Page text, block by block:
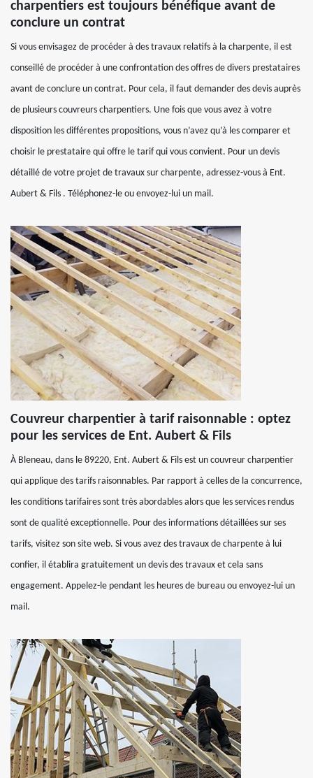
charpentiers est toujours bénéfique avant de
conclure un contrat
Si vous envisagez de procéder à des travaux relatifs à la charpente, il est
conseillé de procéder à une confrontation des offres de divers prestataires
avant de conclure un contrat. Pour cela, il faut demander des devis auprès
de plusieurs couvreurs charpentiers. Une fois que vous avez à votre
disposition les différentes propositions, vous n’avez qu’à les comparer et
choisir le prestataire qui offre le tarif qui vous convient. Pour un devis
détaillé de votre projet de travaux sur charpente, adressez-vous à Ent.
Aubert & Fils . Téléphonez-le ou envoyez-lui un mail.
Couvreur charpentier à tarif raisonnable : optez
pour les services de Ent. Aubert & Fils
À Bleneau, dans le 89220, Ent. Aubert & Fils est un couvreur charpentier
qui applique des tarifs raisonnables. Par rapport à celles de la concurrence,
les conditions tarifaires sont très abordables alors que les services rendus
sont de qualité exceptionnelle. Pour des informations détaillées sur ses
tarifs, visitez son site web. Si vous avez des travaux de charpente à lui
confier, il établira gratuitement un devis des travaux et cela sans
engagement. Appelez-le pendant les heures de bureau ou envoyez-lui un
mail.